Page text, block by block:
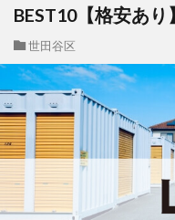
BEST10【格安あり】
世田谷区